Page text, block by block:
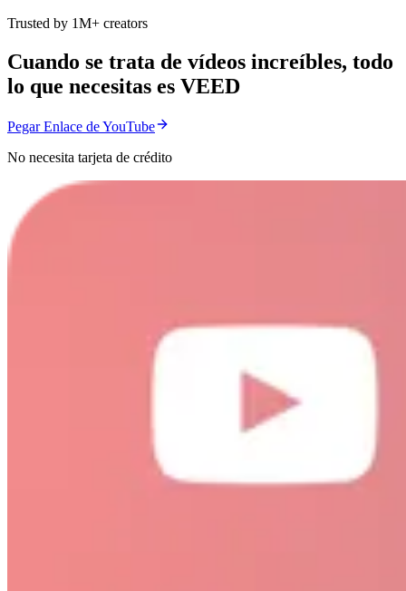
Trusted by 1M+ creators
Cuando se trata de vídeos increíbles, todo
lo que necesitas es VEED
Pegar Enlace de YouTube
No necesita tarjeta de crédito